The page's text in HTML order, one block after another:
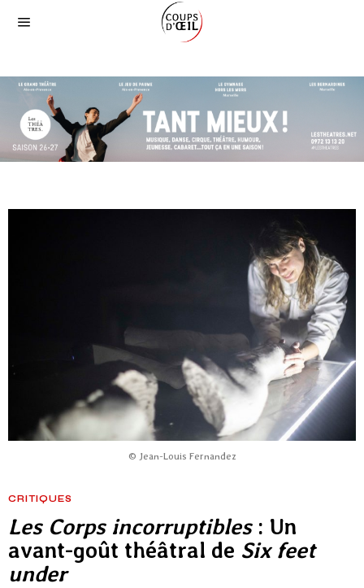
© Jean-Louis Fernandez
CRITIQUES
Les Corps incorruptibles: Un
avant-goût théâtral de Six feet
under